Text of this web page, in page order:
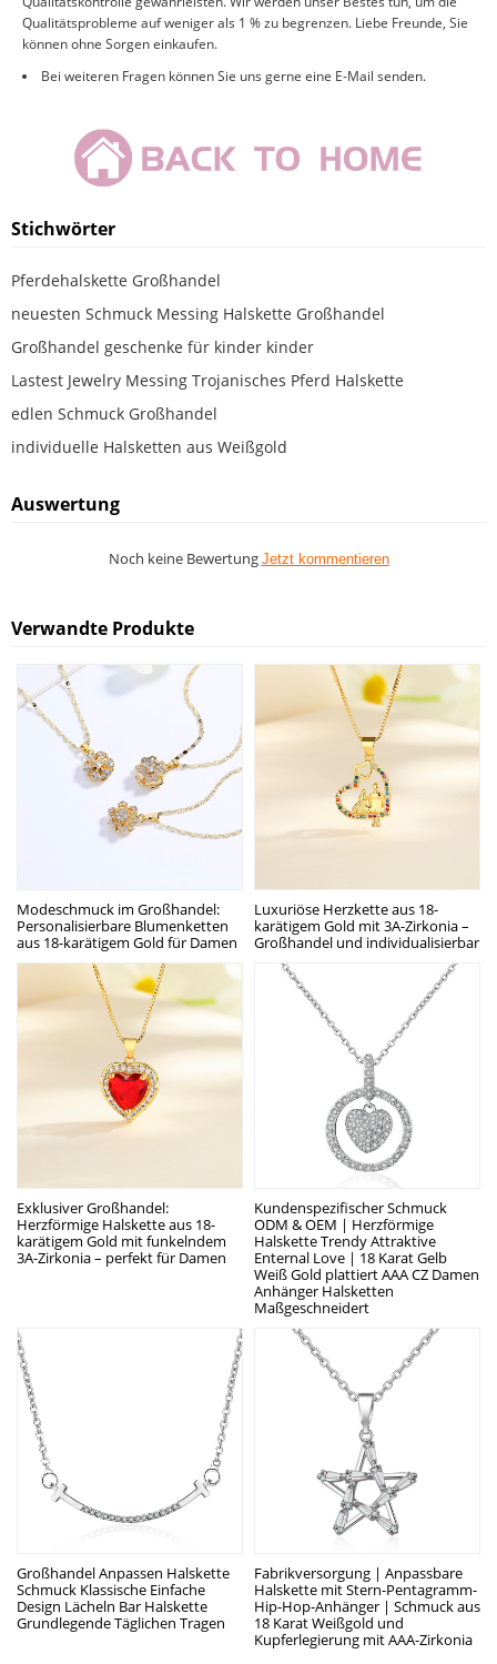
Qualitätsprobleme auf weniger als 1 % zu begrenzen. Liebe Freunde, Sie
können ohne Sorgen einkaufen.
Bei weiteren Fragen können Sie uns gerne eine E-Mail senden.
Stichwörter
Pferdehalskette Großhandel
neuesten Schmuck Messing Halskette Großhandel
Großhandel geschenke für kinder kinder
Lastest Jewelry Messing Trojanisches Pferd Halskette
edlen Schmuck Großhandel
individuelle Halsketten aus Weißgold
Auswertung
Noch keine Bewertung Jetzt kommentieren
Verwandte Produkte
Modeschmuck im Großhandel:
Personalisierbare Blumenketten
aus 18-karätigem Gold für Damen
Luxuriöse Herzkette aus 18-
karätigem Gold mit 3A-Zirkonia –
Großhandel und individualisierbar
Exklusiver Großhandel:
Herzförmige Halskette aus 18-
karätigem Gold mit funkelndem
3A-Zirkonia – perfekt für Damen
Kundenspezifischer Schmuck
ODM & OEM | Herzförmige
Halskette Trendy Attraktive
Enternal Love | 18 Karat Gelb
Weiß Gold plattiert AAA CZ Damen
Anhänger Halsketten
Maßgeschneidert
Großhandel Anpassen Halskette
Schmuck Klassische Einfache
Design Lächeln Bar Halskette
Grundlegende Täglichen Tragen
Fabrikversorgung | Anpassbare
Halskette mit Stern-Pentagramm-
Hip-Hop-Anhänger | Schmuck aus
18 Karat Weißgold und
Kupferlegierung mit AAA-Zirkonia